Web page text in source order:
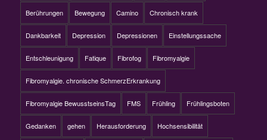
Berührungen Bewegung Camino Chronisch krank
Dankbarkeit Depression Depressionen Einstellungssache
Entschleunigung Fatique Fibrofog Fibromyalgie
Fibromyalgie. chronische SchmerzErkrankung
Fibromyalgie BewusstseinsTag FMS Frühling Frühlingsboten
Gedanken gehen Herausforderung Hochsensibilität